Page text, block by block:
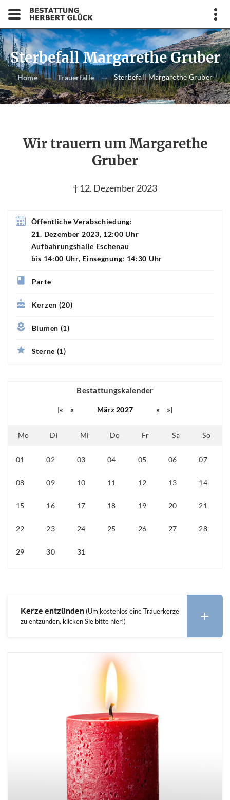
Sterbefall Margarethe Gruber
Home Trauerfälle Sterbefall Margarethe Gruber
Wir trauern um Margarethe
Gruber
† 12. Dezember 2023
Öffentliche Verabschiedung:
21. Dezember 2023, 12:00 Uhr
Aufbahrungshalle Eschenau
bis 14:00 Uhr, Einsegnung: 14:30 Uhr
Parte
Kerzen (20)
Blumen (1)
Sterne (1)
Bestattungskalender
|« « März 2027 » »|
Mo Di Mi Do Fr Sa So
01 02 03 04 05 06 07
08 09 10 11 12 13 14
15 16 17 18 19 20 21
22 23 24 25 26 27 28
29 30 31
Kerze entzünden (Um kostenlos eine Trauerkerze
zu entzünden, klicken Sie bitte hier!)